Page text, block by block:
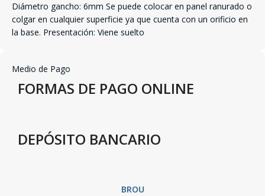
Diámetro gancho: 6mm Se puede colocar en panel ranurado o
colgar en cualquier superficie ya que cuenta con un orificio en
la base. Presentación: Viene suelto
Medio de Pago
FORMAS DE PAGO ONLINE
DEPÓSITO BANCARIO
BROU